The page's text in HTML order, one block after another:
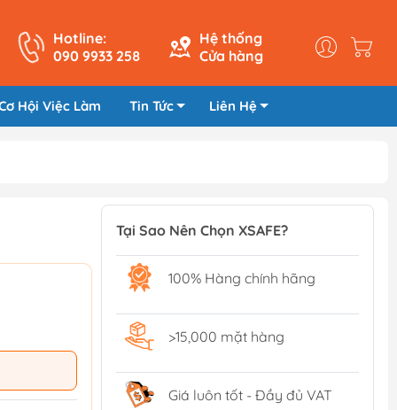
Hotline:
090 9933 258
Hệ thống
Cửa hàng
Hội Việc Làm Tin Tức Liên Hệ
Tại Sao Nên Chọn XSAFE?
100% Hàng chính hãng
>15,000 mặt hàng
Giá luôn tốt - Đầy đủ VAT